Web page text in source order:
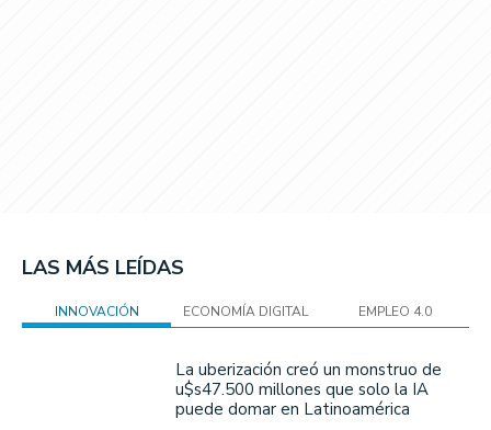
LAS MÁS LEÍDAS
INNOVACIÓN ECONOMÍA DIGITAL EMPLEO 4.0
La uberización creó un monstruo de
u$s47.500 millones que solo la IA
puede domar en Latinoamérica